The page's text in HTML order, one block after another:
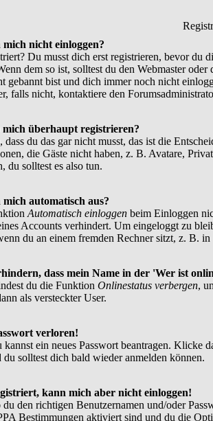
nicht einloggen?
Du musst dich erst registrieren, bevor du
dem so ist, solltest du den Webmaster
gebannt bist und dich immer noch nicht
falls nicht, kontaktiere den
überhaupt registrieren?
dass du das gar nicht musst, das ist die
die Gäste nicht haben, z. B. Avatare,
du solltest es also tun.
automatisch aus?
Automatisch einloggen beim Einloggen
Accounts verhindert. Um eingeloggt zu
du an einem fremden Rechner sitzt, z. B.
dass mein Name in der 'Wer ist
du die Funktion Onlinestatus verbergen,
als versteckter User.
verloren!
ein neues Passwort beantragen. Klicke
solltest dich bald wieder anmelden können.
kann mich aber nicht einloggen!
den richtigen Benutzernamen und/oder
Bestimmungen aktiviert sind und du die